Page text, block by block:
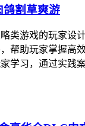
鸽割草爽游
类游戏的玩家设
帮助玩家掌握高
学习，通过实践